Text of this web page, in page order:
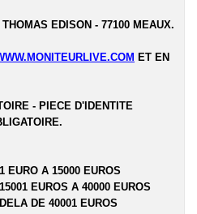
EDISON - 77100 MEAUX.
ET EN
- PIECE D'IDENTITE
EURO A 15000 EUROS
EUROS A 40000 EUROS
DE 40001 EUROS